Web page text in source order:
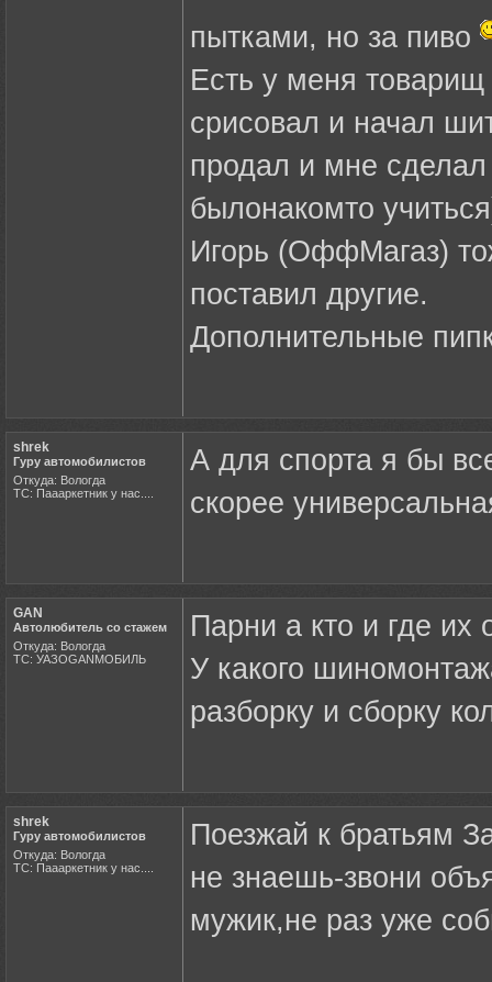
пытками, но за пиво
Есть у меня товарищ
срисовал и начал
продал и мне
былонакомто
Игорь (ОффМагаз)
поставил другие.
Дополнительные
shrek
Гуру автомобилистов
Откуда: Вологда
ТС: Паааркетник у нас....
А для спорта я бы
скорее
GAN
Автолюбитель со стажем
Откуда: Вологда
ТС: УАЗОGANМОБИЛЬ
Парни а кто и где их
У какого
разборку и сборку
shrek
Гуру автомобилистов
Откуда: Вологда
ТС: Паааркетник у нас....
Поезжай к братьям
не знаешь-звони
мужик,не раз уже